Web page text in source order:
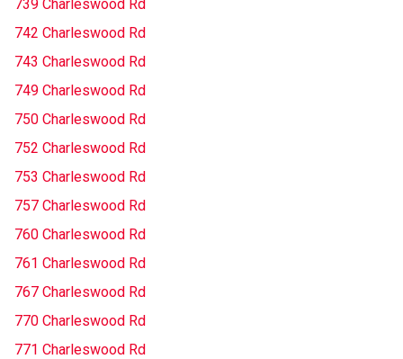
739 Charleswood Rd
742 Charleswood Rd
743 Charleswood Rd
749 Charleswood Rd
750 Charleswood Rd
752 Charleswood Rd
753 Charleswood Rd
757 Charleswood Rd
760 Charleswood Rd
761 Charleswood Rd
767 Charleswood Rd
770 Charleswood Rd
771 Charleswood Rd